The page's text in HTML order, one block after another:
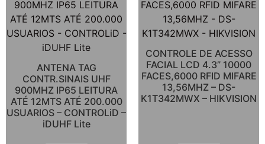
ANTENA TAG
CONTR.SINAIS UHF
900MHZ IP65 LEITURA
ATÉ 12MTS ATÉ 200.000
USUARIOS – CONTROLiD –
iDUHF Lite
CONTROLE DE ACESSO
FACIAL LCD 4.3” 10000
FACES,6000 RFID MIFARE
13,56MHZ – DS-
K1T342MWX – HIKVISION